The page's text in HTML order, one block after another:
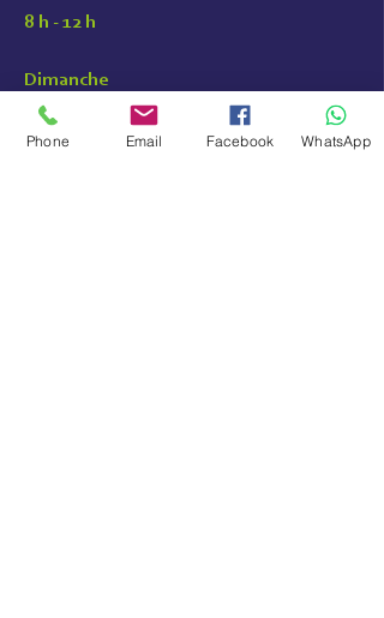
8 h - 12 h
Dimanche
Fermé
Phone Email Facebook WhatsApp